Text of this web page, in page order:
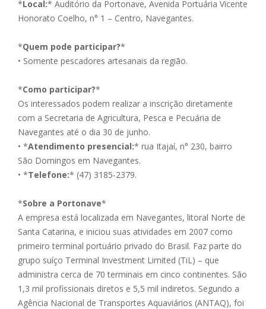
*Local:* Auditório da Portonave, Avenida Portuária Vicente
Honorato Coelho, n° 1 – Centro, Navegantes.
*Quem pode participar?*
• Somente pescadores artesanais da região.
*Como participar?*
Os interessados podem realizar a inscrição diretamente
com a Secretaria de Agricultura, Pesca e Pecuária de
Navegantes até o dia 30 de junho.
• *Atendimento presencial:* rua Itajaí, n° 230, bairro
São Domingos em Navegantes.
• *Telefone:* (47) 3185-2379.
*Sobre a Portonave*
A empresa está localizada em Navegantes, litoral Norte de
Santa Catarina, e iniciou suas atividades em 2007 como
primeiro terminal portuário privado do Brasil. Faz parte do
grupo suíço Terminal Investment Limited (TiL) – que
administra cerca de 70 terminais em cinco continentes. São
1,3 mil profissionais diretos e 5,5 mil indiretos. Segundo a
Agência Nacional de Transportes Aquaviários (ANTAQ), foi